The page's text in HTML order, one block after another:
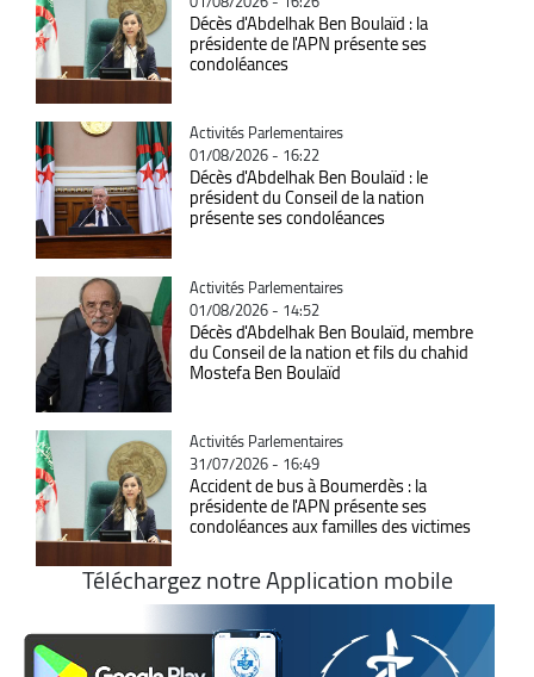
Décès d'Abdelhak Ben Boulaïd : la
présidente de l'APN présente ses
condoléances
Catégorie
Activités Parlementaires
01/08/2026 - 16:22
Décès d'Abdelhak Ben Boulaïd : le
président du Conseil de la nation
présente ses condoléances
Catégorie
Activités Parlementaires
01/08/2026 - 14:52
Décès d'Abdelhak Ben Boulaïd, membre
du Conseil de la nation et fils du chahid
Mostefa Ben Boulaïd
Catégorie
Activités Parlementaires
31/07/2026 - 16:49
Accident de bus à Boumerdès : la
présidente de l'APN présente ses
condoléances aux familles des victimes
Téléchargez notre Application mobile